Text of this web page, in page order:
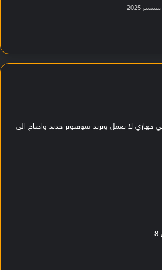
لا يعمل ويريد سوفتوير جديد واحتاج الى